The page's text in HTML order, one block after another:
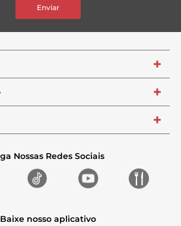
Enviar
+
+
+
Nossas Redes Sociais
Baixe nosso aplicativo